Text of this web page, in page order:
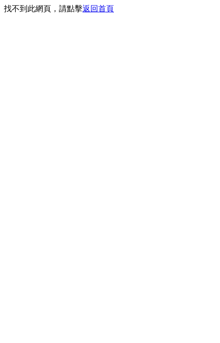
找不到此網頁，請點擊返回首頁